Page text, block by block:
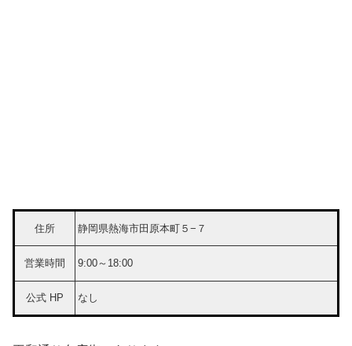
住所 静岡県熱海市田原本町５−７
営業時間 9:00～18:00
公式 HP なし